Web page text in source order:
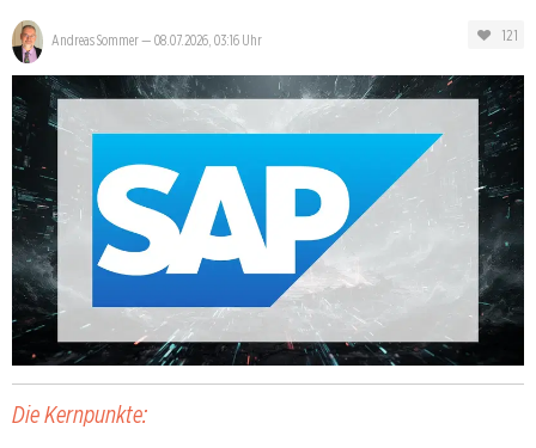
Andreas Sommer— 08.07.2026, 03:16 Uhr 121
Die Kernpunkte: